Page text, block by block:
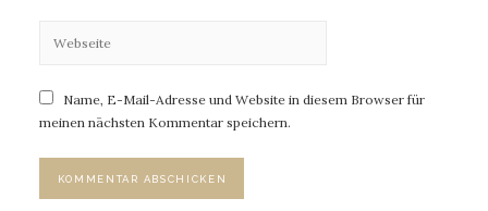
Name, E-Mail-Adresse und Website in diesem Browser für
meinen nächsten Kommentar speichern.